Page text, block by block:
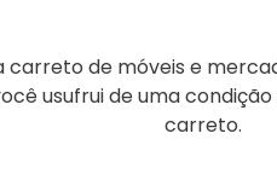
de móveis e
usufrui de uma
carreto.